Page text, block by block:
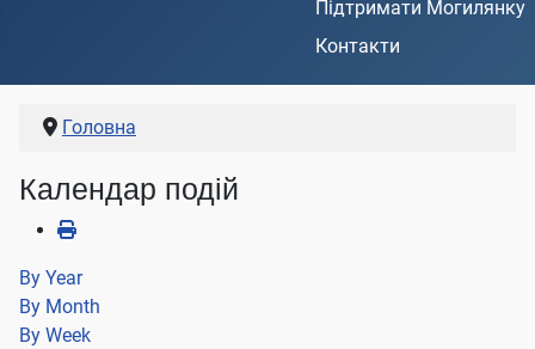
Підтримати Могилянку
Контакти
Головна
Календар подій
By Year
By Month
By Week